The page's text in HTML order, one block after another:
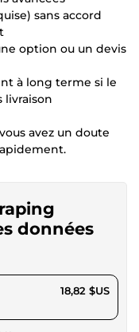
sans accord
option ou un devis
à long terme si le
livraison
avez un doute
données
18,82 $US